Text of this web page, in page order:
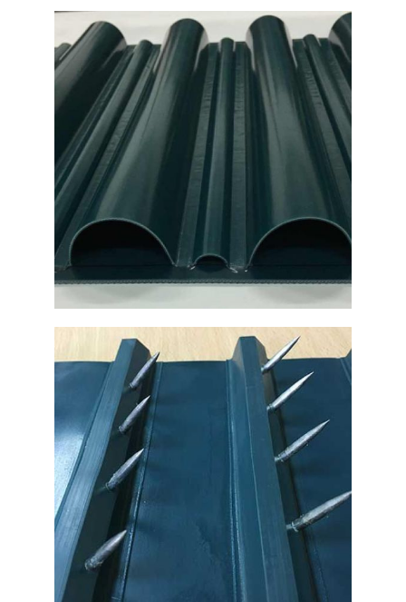
Interior de fábrica con
máquina
Ampliar
Cintas transportadoras en
color negro
Ampliar